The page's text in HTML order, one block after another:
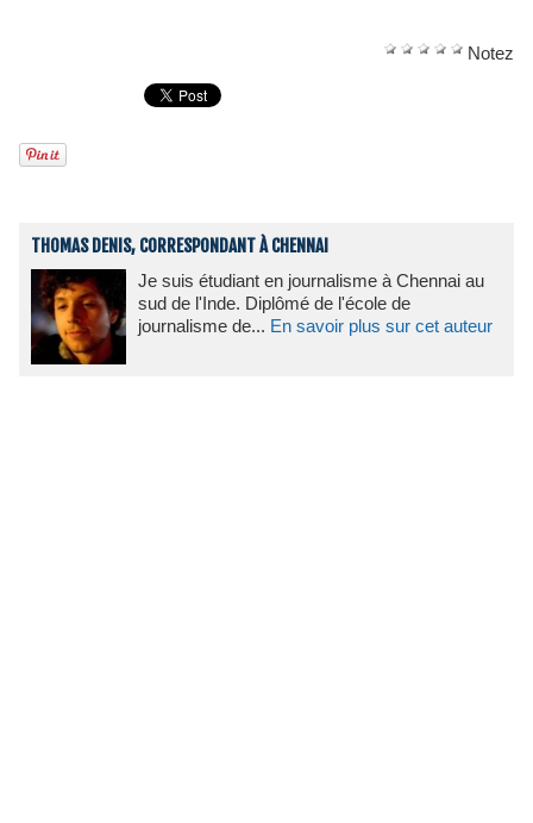
Notez
THOMAS DENIS, CORRESPONDANT À CHENNAI
Je suis étudiant en journalisme à Chennai au
sud de l'Inde. Diplômé de l'école de
journalisme de... En savoir plus sur cet auteur